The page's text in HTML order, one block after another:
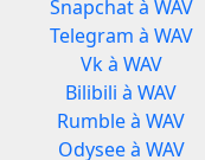
Snapchat à WAV
Telegram à WAV
Vk à WAV
Bilibili à WAV
Rumble à WAV
Odysee à WAV